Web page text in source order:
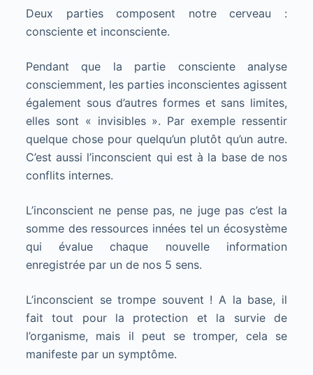
Deux parties composent notre cerveau :
consciente et inconsciente.
Pendant que la partie consciente analyse
consciemment, les parties inconscientes agissent
également sous d’autres formes et sans limites,
elles sont « invisibles ». Par exemple ressentir
quelque chose pour quelqu’un plutôt qu’un autre.
C’est aussi l’inconscient qui est à la base de nos
conflits internes.
L’inconscient ne pense pas, ne juge pas c’est la
somme des ressources innées tel un écosystème
qui évalue chaque nouvelle information
enregistrée par un de nos 5 sens.
L’inconscient se trompe souvent ! A la base, il
fait tout pour la protection et la survie de
l’organisme, mais il peut se tromper, cela se
manifeste par un symptôme.